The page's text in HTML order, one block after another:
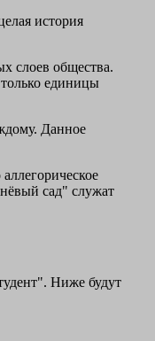
история
слоев общества.
единицы
Данное
сад" служат
Ниже будут